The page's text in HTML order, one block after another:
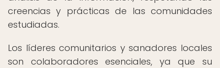
creencias y prácticas de las comunidades
estudiadas.
Los líderes comunitarios y sanadores locales
son colaboradores esenciales, ya que su